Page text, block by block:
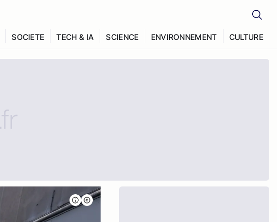
SOCIETE TECH & IA SCIENCE ENVIRONNEMENT CULTURE